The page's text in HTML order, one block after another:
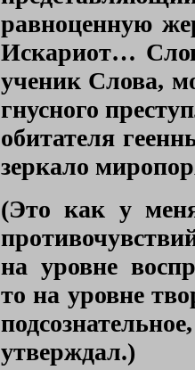
равноценную
Искариот…
ученик Слова,
гнусного
обитателя
зеркало
(Это как у
на уровне
то на уровне
утверждал.)